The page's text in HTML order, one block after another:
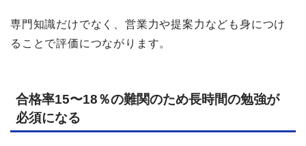
専門知識だけでなく、営業力や提案力なども身につけ
ることで評価につながります。
合格率15〜18％の難関のため長時間の勉強が
必須になる